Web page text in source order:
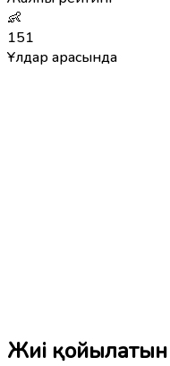
👶
151
Ұлдар арасында
Жиі қойылатын